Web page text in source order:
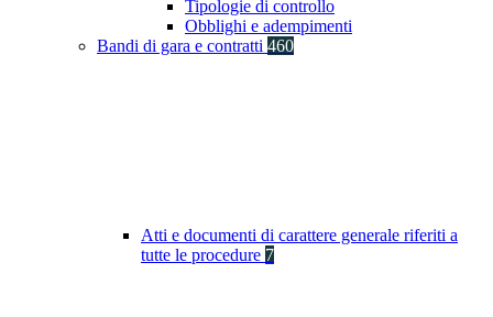
Tipologie di controllo
Obblighi e adempimenti
Bandi di gara e contratti 460
Atti e documenti di carattere generale riferiti a
tutte le procedure 7